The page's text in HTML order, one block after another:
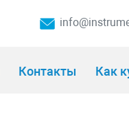
Контакты Как